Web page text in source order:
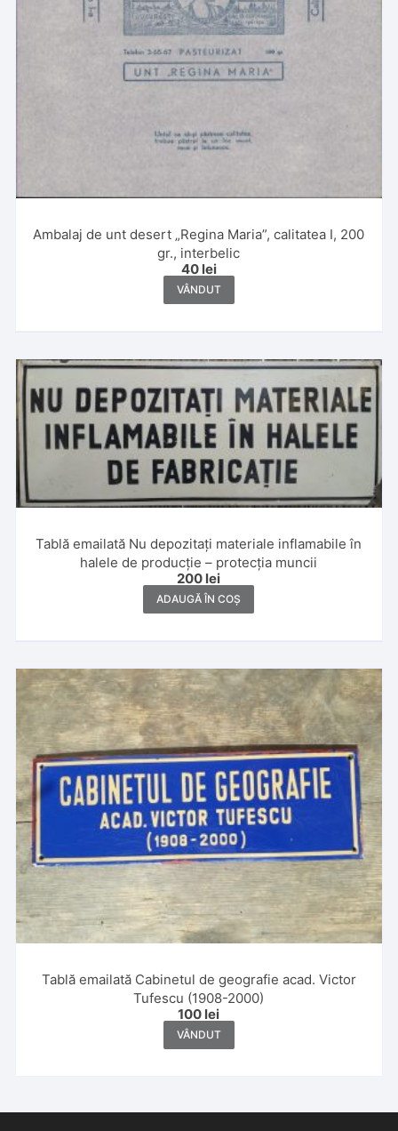
Ambalaj de unt desert „Regina Maria”, calitatea I, 200
gr., interbelic
40 lei
VÂNDUT
Tablă emailată Nu depozitați materiale inflamabile în
halele de producție – protecția muncii
200 lei
ADAUGĂ ÎN COȘ
Tablă emailată Cabinetul de geografie acad. Victor
Tufescu (1908-2000)
100 lei
VÂNDUT